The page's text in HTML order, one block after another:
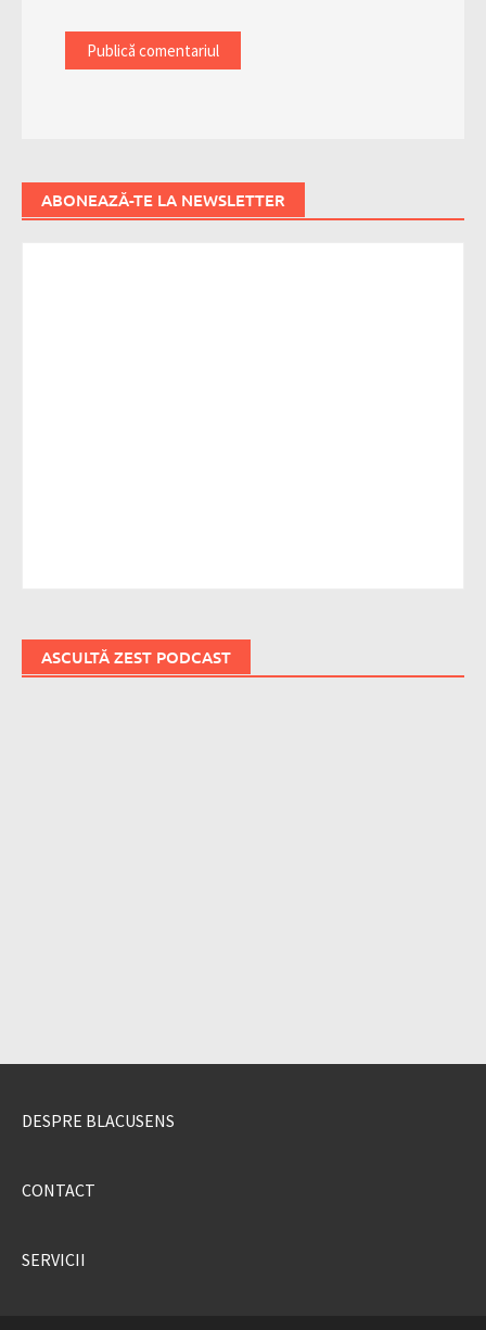
ABONEAZĂ-TE LA NEWSLETTER
ASCULTĂ ZEST PODCAST
DESPRE BLACUSENS
CONTACT
SERVICII